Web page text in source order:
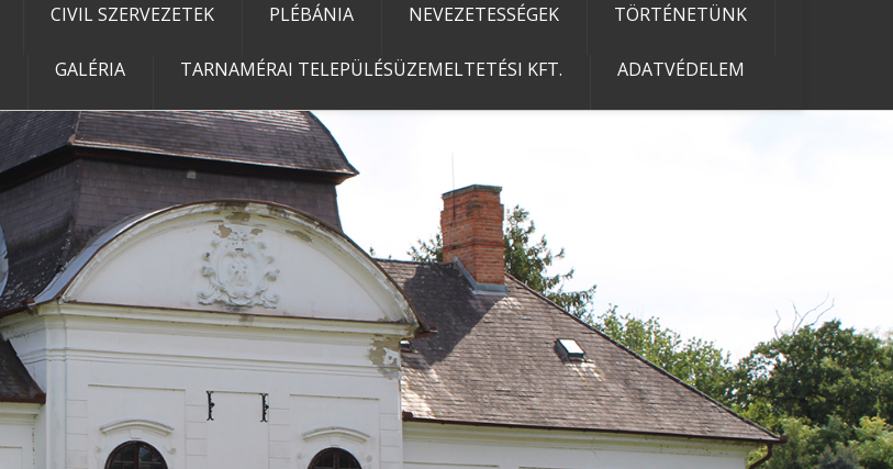
CIVIL SZERVEZETEK PLÉBÁNIA NEVEZETESSÉGEK TÖRTÉNETÜNK
GALÉRIA TARNAMÉRAI TELEPÜLÉSÜZEMELTETÉSI KFT. ADATVÉDELEM